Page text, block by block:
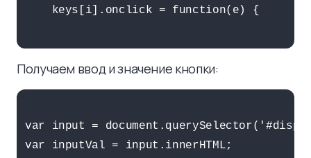
    keys[i].onclick = function(e) {
Получаем ввод и значение кнопки:
var input =
var inputVal = input.innerHTML;